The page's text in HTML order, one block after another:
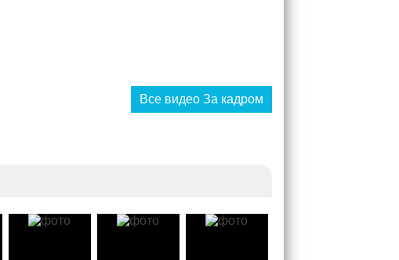
Все видео За кадром